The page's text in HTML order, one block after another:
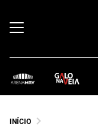
INÍCIO